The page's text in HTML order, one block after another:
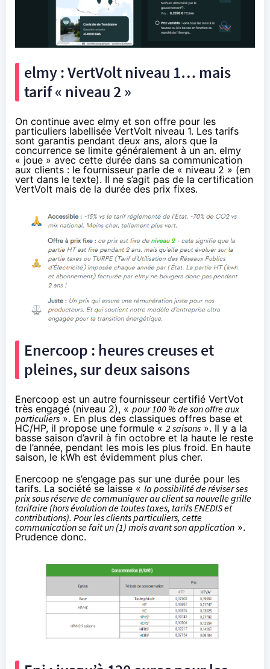
elmy : VertVolt niveau 1… mais
tarif « niveau 2 »
On continue avec elmy et son offre pour les
particuliers labellisée VertVolt niveau 1. Les tarifs
sont garantis pendant deux ans, alors que la
concurrence se limite généralement à un an. elmy
« joue » avec cette durée dans sa communication
aux clients : le fournisseur parle de « niveau 2 » (en
vert dans le texte). Il ne s’agit pas de la certification
VertVolt mais de la durée des prix fixes.
Enercoop : heures creuses et
pleines, sur deux saisons
Enercoop est un autre fournisseur certifié VertVot
très engagé (niveau 2), « pour 100 % de son offre aux
particuliers». En plus des classiques offres base et
HC/HP, il propose une formule « 2 saisons ». Il y a la
basse saison d’avril à fin octobre et la haute le reste
de l’année, pendant les mois les plus froid. En haute
saison, le kWh est évidemment plus cher.
Enercoop ne s’engage pas sur une durée pour les
tarifs. La société se laisse « la possibilité de réviser ses
prix sous réserve de communiquer au client sa nouvelle grille
tarifaire (hors évolution de toutes taxes, tarifs ENEDIS et
contributions). Pour les clients particuliers, cette
communication se fait un (1) mois avant son application ».
Prudence donc.